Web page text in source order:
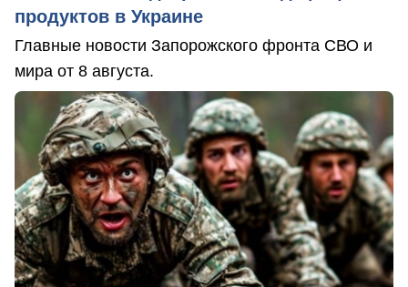
продуктов в Украине
Главные новости Запорожского фронта СВО и
мира от 8 августа.